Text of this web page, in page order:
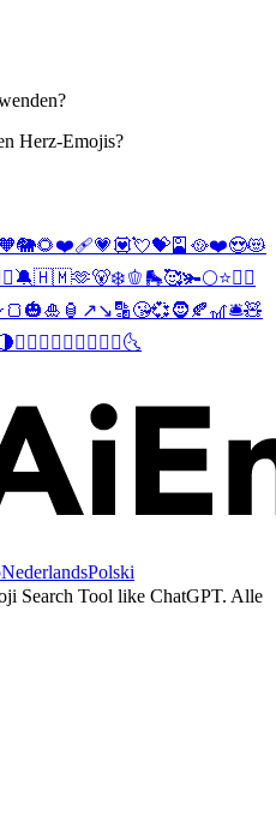
Herz-Emojis?
🧡🐘🌻❤️‍🩹💗💟💘💝🎴 🥘❤️😍😻
🔕🇭🇲🫶🐻‍❄️🫑🛼🥰🫚🌕⭐❤️‍🔥
🍞 🎃🎍 🏮 ↗️↘️🔡😘💞🧔 🍂🎢🛎️🧸
👩‍❤️‍👨 👨‍❤️‍👨 👩‍❤️‍👩🌜
NederlandsPolski
Search Tool like ChatGPT. Alle